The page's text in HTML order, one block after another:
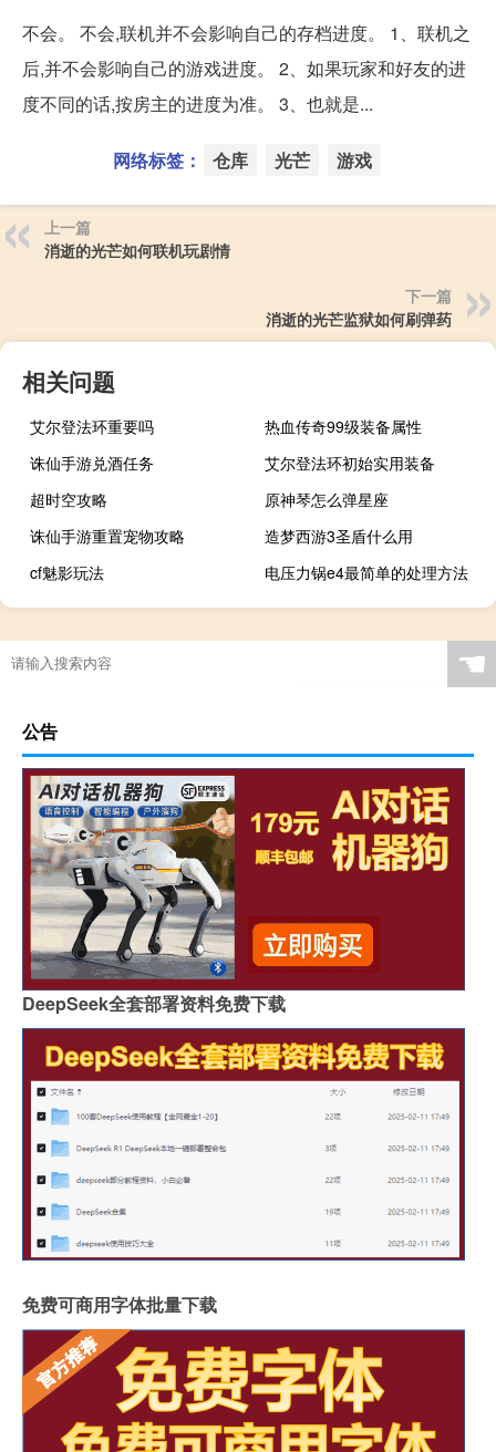
不会。 不会,联机并不会影响自己的存档进度。 1、联机之
后,并不会影响自己的游戏进度。 2、如果玩家和好友的进
度不同的话,按房主的进度为准。 3、也就是...
网络标签： 仓库 光芒 游戏
上一篇
消逝的光芒如何联机玩剧情
下一篇
消逝的光芒监狱如何刷弹药
相关问题
艾尔登法环重要吗
热血传奇99级装备属性
诛仙手游兑酒任务
艾尔登法环初始实用装备
超时空攻略
原神琴怎么弹星座
诛仙手游重置宠物攻略
造梦西游3圣盾什么用
cf魅影玩法
电压力锅e4最简单的处理方法
☚
公告
DeepSeek全套部署资料免费下载
免费可商用字体批量下载